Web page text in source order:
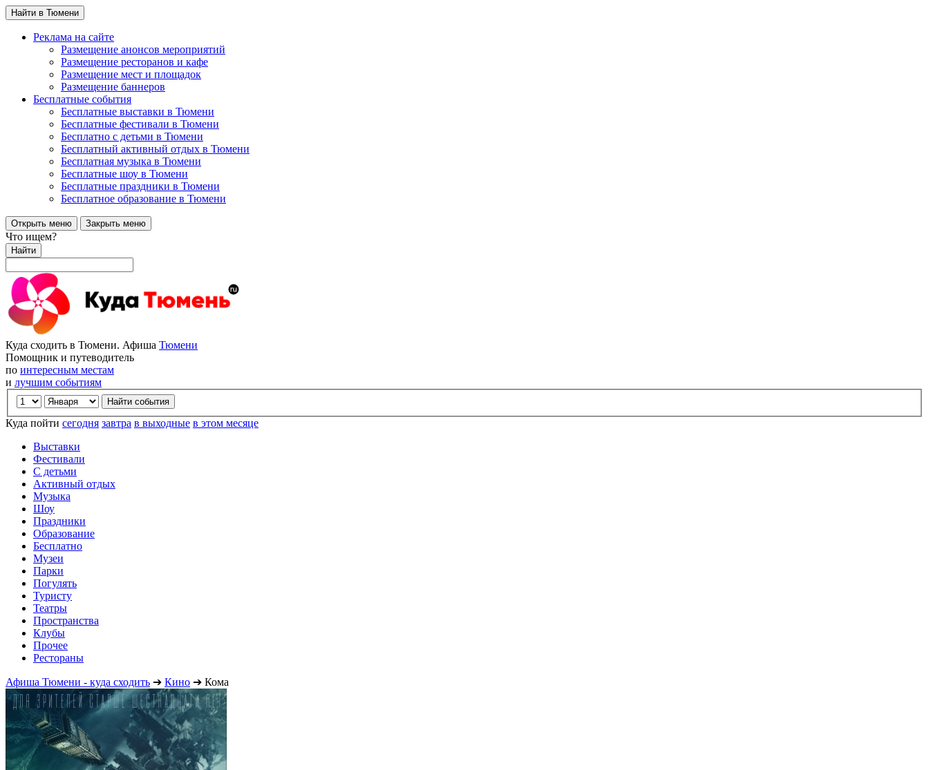
Найти в Тюмени
Реклама на сайте
Размещение анонсов мероприятий
Размещение ресторанов и кафе
Размещение мест и площадок
Размещение баннеров
Бесплатные события
Бесплатные выставки в Тюмени
Бесплатные фестивали в Тюмени
Бесплатно с детьми в Тюмени
Бесплатный активный отдых в Тюмени
Бесплатная музыка в Тюмени
Бесплатные шоу в Тюмени
Бесплатные праздники в Тюмени
Бесплатное образование в Тюмени
Открыть меню Закрыть меню
Что ищем?
Найти
Куда сходить в Тюмени. Афиша Тюмени
Помощник и путеводитель
по интересным местам
и лучшим событиям
Куда пойти сегодня завтра в выходные в этом месяце
Выставки
Фестивали
С детьми
Активный отдых
Музыка
Шоу
Праздники
Образование
Бесплатно
Музеи
Парки
Погулять
Туристу
Театры
Пространства
Клубы
Прочее
Рестораны
Афиша Тюмени - куда сходить ➔ Кино ➔ Кома